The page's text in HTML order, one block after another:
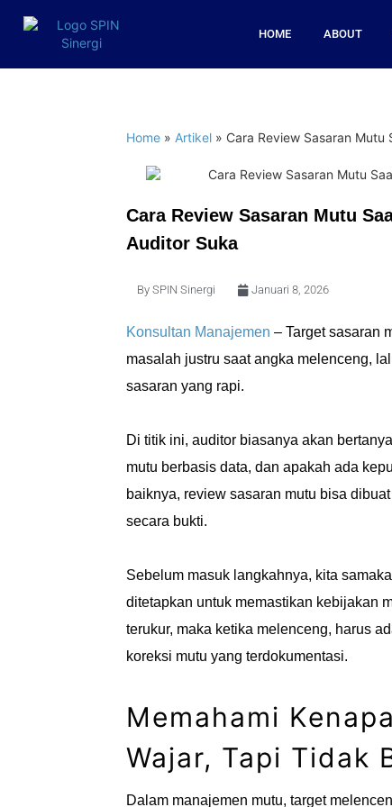
HOME ABOUT
Home » Artikel » Cara Review Sasaran
Cara Review Sasaran Mutu
Auditor Suka
By SPIN Sinergi Januari 8, 2026
Konsultan Manajemen – Target sasaran
masalah justru saat angka melenceng,
sasaran yang rapi.
Di titik ini, auditor biasanya akan
mutu berbasis data, dan apakah ada
baiknya, review sasaran mutu bisa
secara bukti.
Sebelum masuk langkahnya, kita
ditetapkan untuk memastikan kebijakan
terukur, maka ketika melenceng, harus
koreksi mutu yang terdokumentasi.
Memahami
Wajar, Tapi Tidak
Dalam manajemen mutu, target